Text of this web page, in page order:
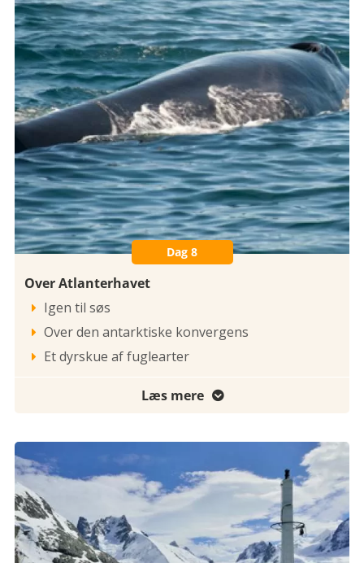
Dag 8
Over Atlanterhavet
 Igen til søs
 Over den antarktiske konvergens
 Et dyrskue af fuglearter
Læs mere 